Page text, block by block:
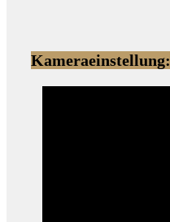
Kameraeinstellung: